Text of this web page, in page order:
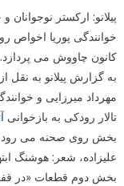
پیلانو: ارکستر نوجوانان
کانون چاووش می پردازد.
به گزارش پیلانو به نقل
تالار رودکی به بازخوانی
بخش روی صحنه می رود
علیزاده، شعر: هوشنگ
بخش دوم قطعات «در